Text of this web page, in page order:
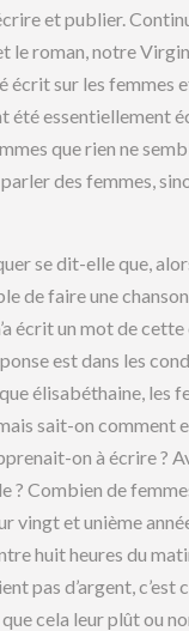
et publier.
le roman, notre
écrit sur les femmes
été essentiellement
que rien ne
des femmes,
se dit-elle que,
de faire une
écrit un mot de
est dans les
élisabéthaine, les
sait-on comment
on à écrire ?
? Combien de
vingt et unième
huit heures du
pas d’argent, c’est
cela leur plût ou